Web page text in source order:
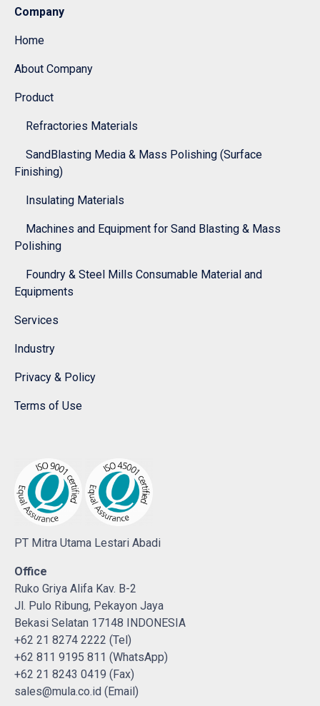
Company
Home
About Company
Product
Refractories Materials
SandBlasting Media & Mass Polishing (Surface
Finishing)
Insulating Materials
Machines and Equipment for Sand Blasting & Mass
Polishing
Foundry & Steel Mills Consumable Material and
Equipments
Services
Industry
Privacy & Policy
Terms of Use
PT Mitra Utama Lestari Abadi
Office
Ruko Griya Alifa Kav. B-2
Jl. Pulo Ribung, Pekayon Jaya
Bekasi Selatan 17148 INDONESIA
+62 21 8274 2222 (Tel)
+62 811 9195 811 (WhatsApp)
+62 21 8243 0419 (Fax)
sales@mula.co.id (Email)